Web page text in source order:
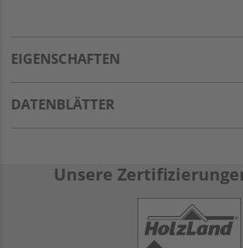
EIGENSCHAFTEN
DATENBLÄTTER
Unsere